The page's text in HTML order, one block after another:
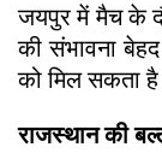
जयपुर में मैच के
की संभावना
को मिल सकता
राजस्थान की